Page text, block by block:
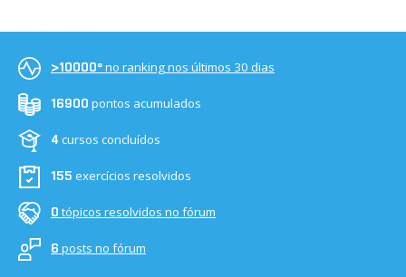
>10000ºno ranking nos últimos 30 dias
16900 pontos acumulados
4cursos concluídos
155 exercícios resolvidos
0 tópicos resolvidos no fórum
6 posts no fórum